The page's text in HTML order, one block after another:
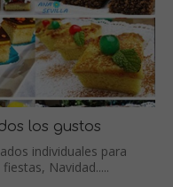
los gustos
individuales para
Navidad.....